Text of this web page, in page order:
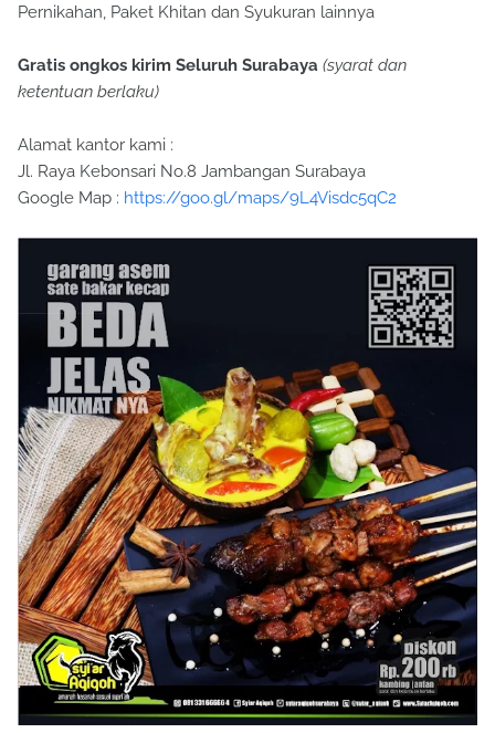
Pernikahan, Paket Khitan dan Syukuran lainnya
Gratis ongkos kirim Seluruh Surabaya (syarat dan
ketentuan berlaku)
Alamat kantor kami :
Jl. Raya Kebonsari No.8 Jambangan Surabaya
Google Map : https://goo.gl/maps/9L4Visdc5qC2